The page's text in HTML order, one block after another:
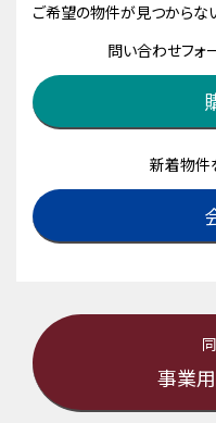
ご希望の物件が見つからない
問い合わせフォ
新着物件
事業